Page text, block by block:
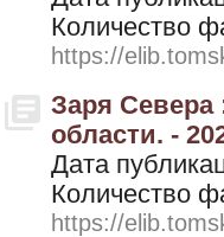
Количество
https://
Заря Севера
области. -
Дата
Количество
https://